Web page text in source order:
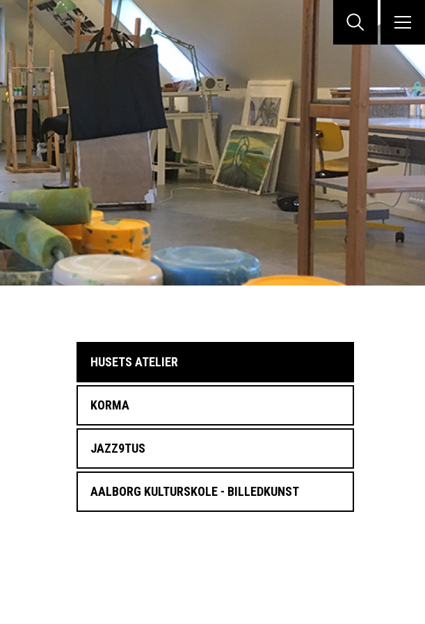
HUSETS ATELIER
KORMA
JAZZ9TUS
AALBORG KULTURSKOLE - BILLEDKUNST